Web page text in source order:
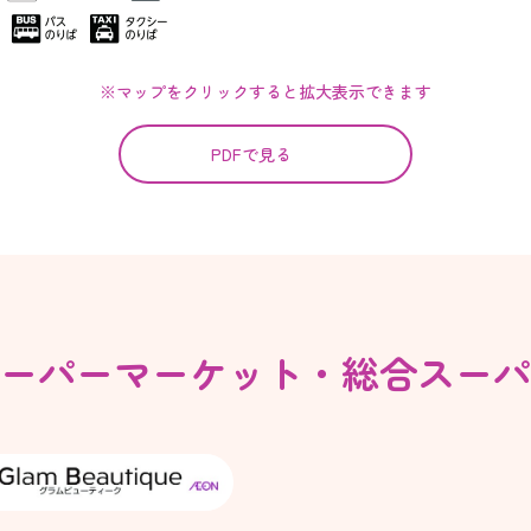
※マップをクリックすると拡大表示できます
PDFで見る
パーマーケット・ 総合スー